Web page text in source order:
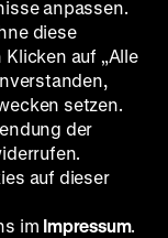
in der Tat
für die
einen
lebhafte
für
anderem
in den
zu sehen.
anpassen.
diese
auf „Alle
setzen.
der
auf dieser
im Impressum.